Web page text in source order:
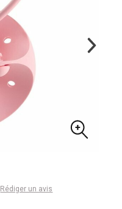
Rédiger un avis